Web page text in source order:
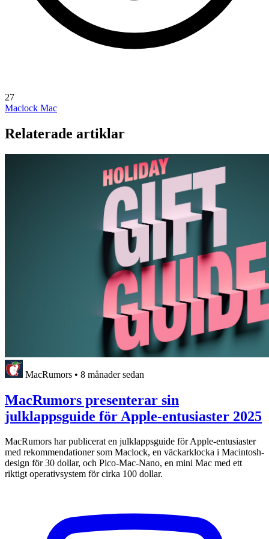
27
Maclock Mac
Relaterade artiklar
MacRumors • 8 månader sedan
MacRumors presenterar sin
julklappsguide för Apple-entusiaster 2025
MacRumors har publicerat en julklappsguide för Apple-entusiaster
med rekommendationer som Maclock, en väckarklocka i Macintosh-
design för 30 dollar, och Pico-Mac-Nano, en mini Mac med ett
riktigt operativsystem för cirka 100 dollar.